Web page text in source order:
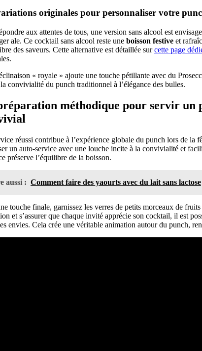
originales pour personnaliser votre
aux attentes de tous, une version sans alcool est
ale. Ce cocktail sans alcool reste une boisson festive et
des saveurs. Cette alternative est détaillée surcette page
« royale » ajoute une touche pétillante avec du
convivialité du punch traditionnel à l’élégance des bulles.
méthodique pour servir un
réussi contribue à l’expérience globale du punch lors de la
un auto-service avec une louche incite à la convivialité et
préserve l’équilibre de la boisson.
aussi : Comment faire des yaourts avec du lait sans lactose
touche finale, garnissez les verres de petits morceaux de
et s’assurer que chaque invité apprécie son cocktail, il est
envies. Cela crée une véritable animation autour du punch,